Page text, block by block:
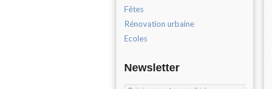
Fêtes
Rénovation urbaine
Ecoles
Newsletter